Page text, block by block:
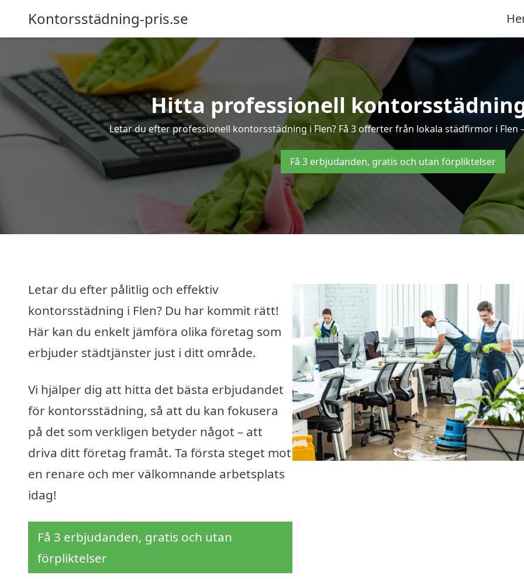
Kontorsstädning-pris.se
Hitta professionell
Letar du efter professionell kontorsstädning i Flen? Få 3 offerter från lokala städfirmor i Flen
Få 3 erbjudanden, gratis och utan förpliktelser
Letar du efter pålitlig och effektiv
kontorsstädning i Flen? Du har kommit rätt!
Här kan du enkelt jämföra olika företag som
erbjuder städtjänster just i ditt område.
Vi hjälper dig att hitta det bästa erbjudandet
för kontorsstädning, så att du kan fokusera
på det som verkligen betyder något – att
driva ditt företag framåt. Ta första steget mot
en renare och mer välkomnande arbetsplats
idag!
Få 3 erbjudanden, gratis och utan
förpliktelser